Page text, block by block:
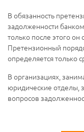
В обязанность
задолженности
только после этого
Претензионный
определяется только
В организациях,
юридические отделы,
вопросов